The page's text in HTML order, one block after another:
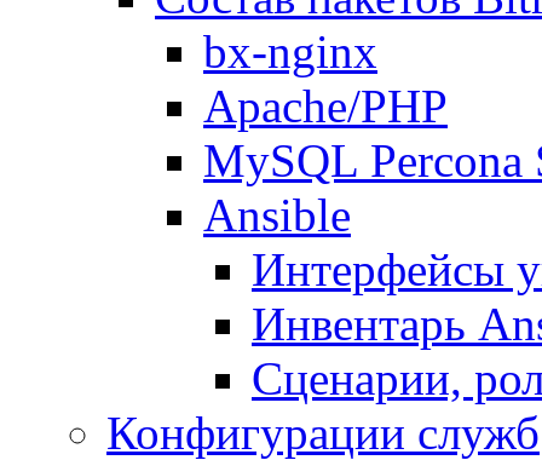
bx-nginx
Apache/PHP
MySQL Percona
Ansible
Интерфейсы
Инвентарь
Сценарии,
Конфигурации служб